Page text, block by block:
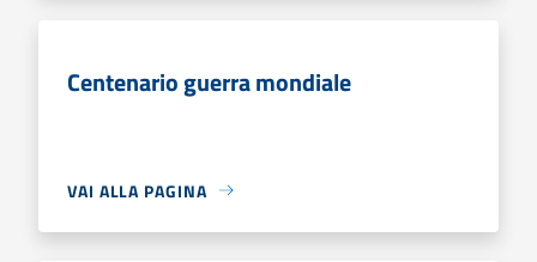
Centenario guerra mondiale
VAI ALLA PAGINA